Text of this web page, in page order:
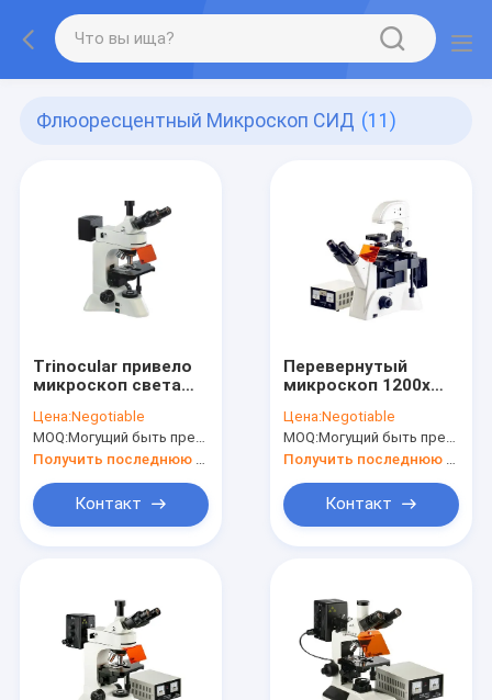
Флюоресцентный Микроскоп СИД (11)
Trinocular привело
микроскоп света
флюоресцентного
микроскопа
оптически
Цена:Negotiable
MOQ:Могущий быть предметом переговоров
Контакт
Перевернутый
микроскоп 1200x
микроскопа
лаборатории
биологии
флуоресцирования
Цена:Negotiable
MOQ:Могущий быть предметом переговоров
Контакт